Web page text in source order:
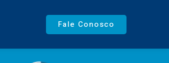
Fale Conosco